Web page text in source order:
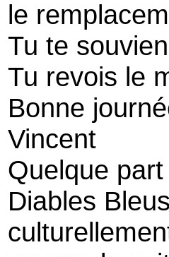
le
Tu te
Tu revois le
Bonne
Vincent
Quelque
Diables